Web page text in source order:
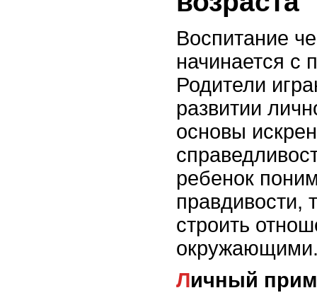
Воспитание
начинается с
Родители
развитии
основы
ребенок
правдивости,
строить
Личный